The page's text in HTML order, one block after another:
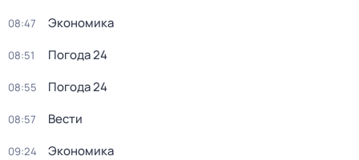
08:47 Экономика
08:51 Погода 24
08:55 Погода 24
08:57 Вести
09:24 Экономика